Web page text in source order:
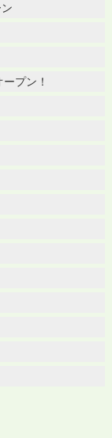
プン！